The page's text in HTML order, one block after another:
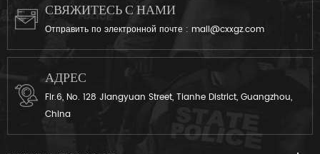
СВЯЖИТЕСЬ С НАМИ
Отправить по электронной почте : mail@cxxgz.com
АДРЕС
Flr.6, No. 128 Jiangyuan Street, Tianhe District, Guangzhou,
China